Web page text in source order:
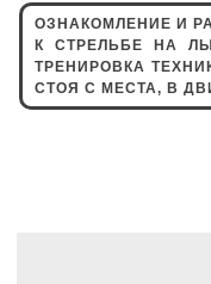
ОЗНАКОМЛЕНИЕ И
К СТРЕЛЬБЕ НА
ТРЕНИРОВКА
СТОЯ С МЕСТА, В